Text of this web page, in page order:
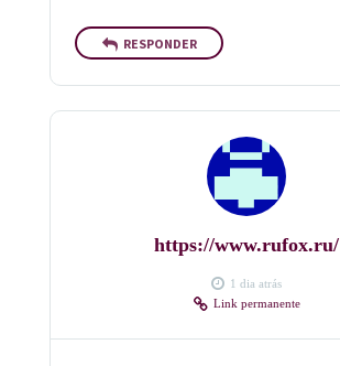
RESPONDER
https://www.rufox.ru/
1 dia atrás
Link permanente